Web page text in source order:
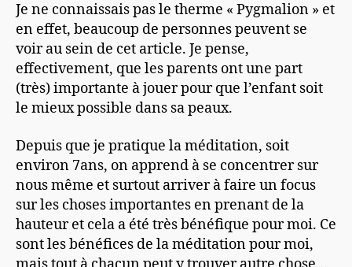
Je ne connaissais pas le therme « Pygmalion » et
en effet, beaucoup de personnes peuvent se
voir au sein de cet article. Je pense,
effectivement, que les parents ont une part
(très) importante à jouer pour que l’enfant soit
le mieux possible dans sa peaux.
Depuis que je pratique la méditation, soit
environ 7ans, on apprend à se concentrer sur
nous même et surtout arriver à faire un focus
sur les choses importantes en prenant de la
hauteur et cela a été très bénéfique pour moi. Ce
sont les bénéfices de la méditation pour moi,